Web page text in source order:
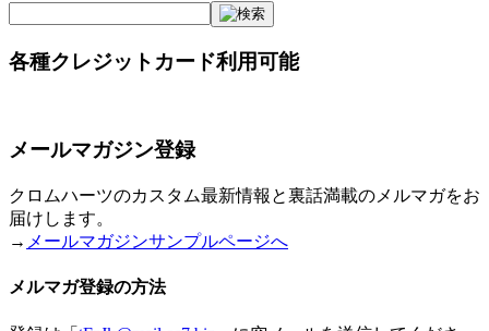
各種クレジットカード利用可能
メールマガジン登録
クロムハーツのカスタム最新情報と裏話満載のメルマガをお
届けします。
→ メールマガジンサンプルページへ
メルマガ登録の方法